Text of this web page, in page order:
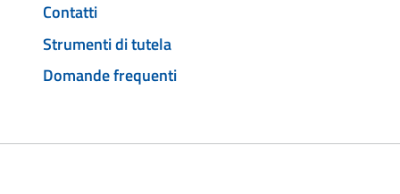
Contatti
Strumenti di tutela
Domande frequenti